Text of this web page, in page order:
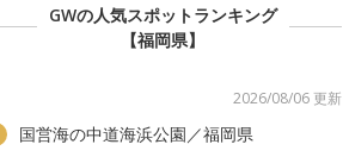
GWの人気スポットランキング
【福岡県】
2026/08/06 更新
国営海の中道海浜公園／福岡県